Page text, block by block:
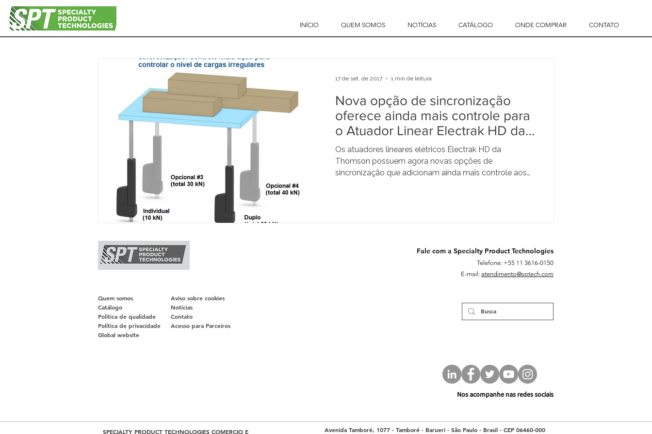
INÍCIO QUEM SOMOS NOTÍCIAS CATÁLOGO ONDE COMPRAR CONTATO
Nova opção de sincronização
oferece ainda mais controle para
o Atuador Linear Electrak HD da
Thomson
Os atuadores lineares elétricos Electrak HD da
Thomson possuem agora novas opções de
sincronização que adicionam ainda mais controle aos
17 de set. de 2017 1 min de leitura
Quem somos
Catálogo
Política de qualidade
Política de privacidade
Global website
Aviso sobre cookies
Notícias
Contato
Acesso para Parceiros
Fale com a Specialty Product Technologies
Telefone: +55 11 3616-0150
E-mail: atendimento@sptech.com
Nos acompanhe nas redes sociais
SPECIALTY PRODUCT TECHNOLOGIES COMERCIO E Avenida Tamboré, 1077 - Tamboré - Barueri - São Paulo - Brasil - CEP 06460-000